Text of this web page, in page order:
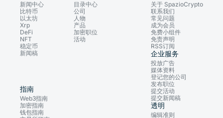
新闻中心
比特币
以太坊
Xrp
DeFi
NFT
稳定币
新闻稿
目录中心
公司
人物
产品
加密职位
活动
指南
Web3指南
加密指南
钱包指南
关于 SpazioCrypto
联系我们
常见问题
成为会员
免费小组件
免责声明
RSS订阅
企业服务
投放广告
媒体资料
登记您的公司
发布职位
提交活动
提交新闻稿
透明
编辑准则